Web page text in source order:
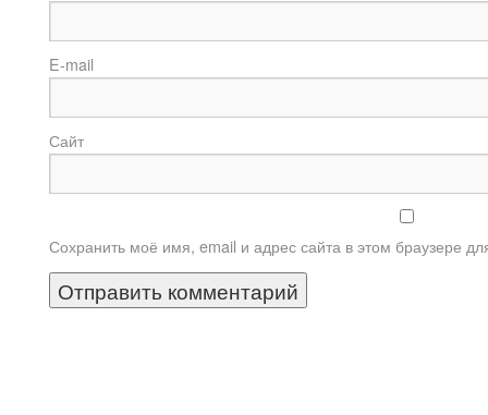
E-
Сайт
Сохранить моё имя, email и адрес сайта в этом браузере